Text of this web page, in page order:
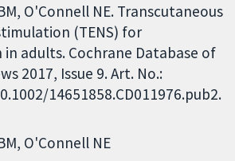
O'Connell NE. Transcutaneous
(TENS) for
adults. Cochrane Database of
2017, Issue 9. Art. No.:
14651858.CD011976.pub2.
O'Connell NE